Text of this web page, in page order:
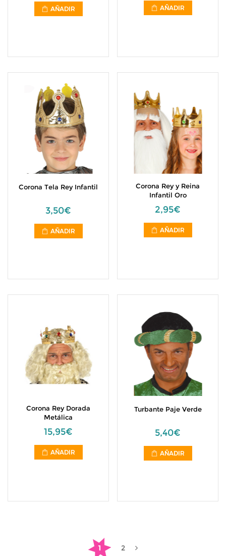
AÑADIR AÑADIR
Corona Tela Rey Infantil
3,50€
AÑADIR
Corona Rey y Reina
Infantil Oro
2,95€
AÑADIR
Corona Rey Dorada
Metálica
15,95€
AÑADIR
Turbante Paje Verde
5,40€
AÑADIR
1 2